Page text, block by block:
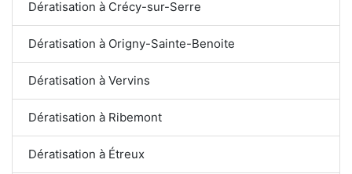
Dératisation à Crécy-sur-Serre
Dératisation à Origny-Sainte-Benoite
Dératisation à Vervins
Dératisation à Ribemont
Dératisation à Étreux